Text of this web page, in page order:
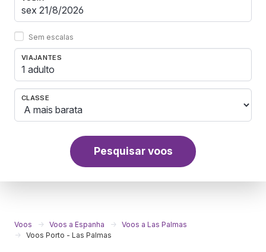
Sem escalas
VIAJANTES
1 adulto
CLASSE
Pesquisar voos
Voos Voos a Espanha
Voos a Las Palmas
Voos Porto - Las Palmas